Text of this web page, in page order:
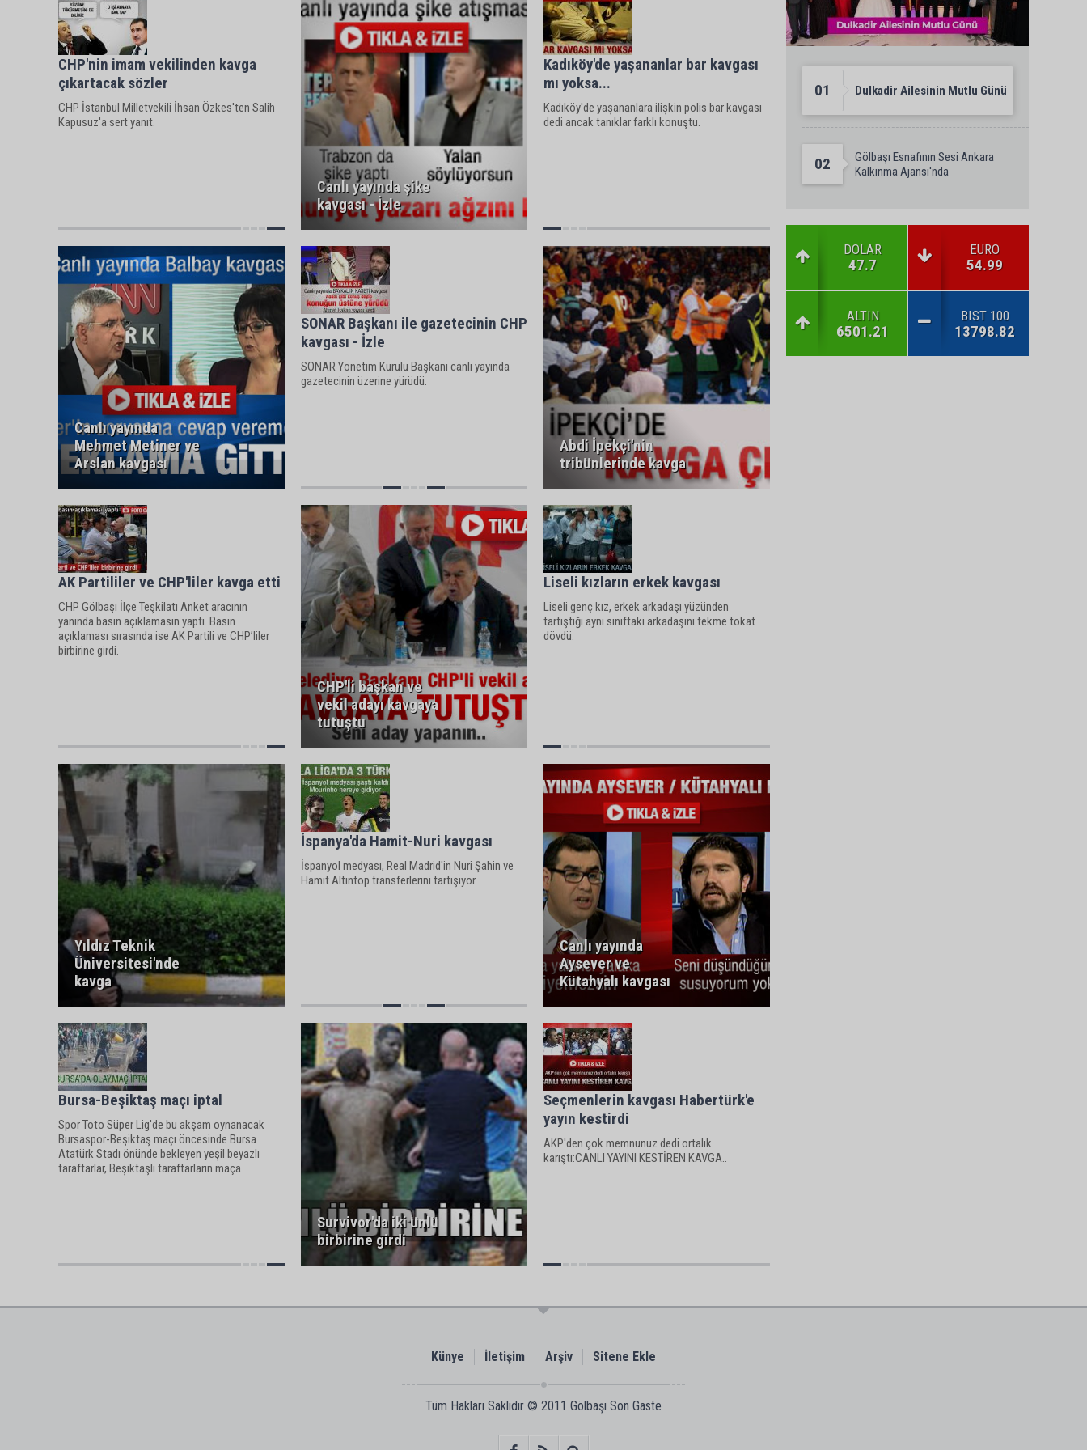
CHP'nin imam vekilinden kavga
çıkartacak sözler
CHP İstanbul Milletvekili İhsan Özkes'ten Salih
Kapusuz'a sert yanıt.
Canlı yayında şike
kavgası - İzle
Kadıköy'de yaşananlar bar kavgası
mı yoksa...
Kadıköy'de yaşananlara ilişkin polis bar kavgası
dedi ancak tanıklar farklı konuştu.
Canlı yayında
Mehmet Metiner ve
Arslan kavgası
SONAR Başkanı ile gazetecinin CHP
kavgası - İzle
SONAR Yönetim Kurulu Başkanı canlı yayında
gazetecinin üzerine yürüdü.
Abdi İpekçi'nin
tribünlerinde kavga
AK Partililer ve CHP'liler kavga etti
CHP Gölbaşı İlçe Teşkilatı Anket aracının
yanında basın açıklamasın yaptı. Basın
açıklaması sırasında ise AK Partili ve CHP’liler
birbirine girdi.
CHP'li başkan ve
vekil adayı kavgaya
tutuştu
Liseli kızların erkek kavgası
Liseli genç kız, erkek arkadaşı yüzünden
tartıştığı aynı sınıftaki arkadaşını tekme tokat
dövdü.
Yıldız Teknik
Üniversitesi'nde
kavga
İspanya'da Hamit-Nuri kavgası
İspanyol medyası, Real Madrid'in Nuri Şahin ve
Hamit Altıntop transferlerini tartışıyor.
Canlı yayında
Aysever ve
Kütahyalı kavgası
Bursa-Beşiktaş maçı iptal
Spor Toto Süper Lig'de bu akşam oynanacak
Bursaspor-Beşiktaş maçı öncesinde Bursa
Atatürk Stadı önünde bekleyen yeşil beyazlı
taraftarlar, Beşiktaşlı taraftarların maça
Survivor'da iki ünlü
birbirine girdi
Seçmenlerin kavgası Habertürk'e
yayın kestirdi
AKP'den çok memnunuz dedi ortalık
karıştı:CANLI YAYINI KESTİREN KAVGA..
01 Dulkadir Ailesinin Mutlu Günü
02
Gölbaşı Esnafının Sesi Ankara
Kalkınma Ajansı'nda
DOLAR
47.7
EURO
54.99
ALTIN
6501.21
BIST 100
13798.82
Künye İletişim Arşiv Sitene Ekle
Tüm Hakları Saklıdır © 2011 Gölbaşı Son Gaste